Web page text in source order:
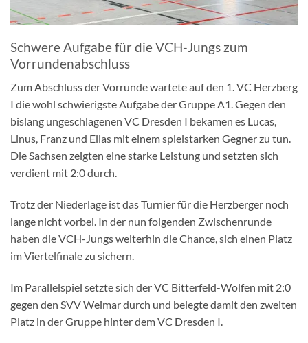
Schwere Aufgabe für die VCH-Jungs zum
Vorrundenabschluss
Zum Abschluss der Vorrunde wartete auf den 1. VC Herzberg
I die wohl schwierigste Aufgabe der Gruppe A1. Gegen den
bislang ungeschlagenen VC Dresden I bekamen es Lucas,
Linus, Franz und Elias mit einem spielstarken Gegner zu tun.
Die Sachsen zeigten eine starke Leistung und setzten sich
verdient mit 2:0 durch.
Trotz der Niederlage ist das Turnier für die Herzberger noch
lange nicht vorbei. In der nun folgenden Zwischenrunde
haben die VCH-Jungs weiterhin die Chance, sich einen Platz
im Viertelfinale zu sichern.
Im Parallelspiel setzte sich der VC Bitterfeld-Wolfen mit 2:0
gegen den SVV Weimar durch und belegte damit den zweiten
Platz in der Gruppe hinter dem VC Dresden I.